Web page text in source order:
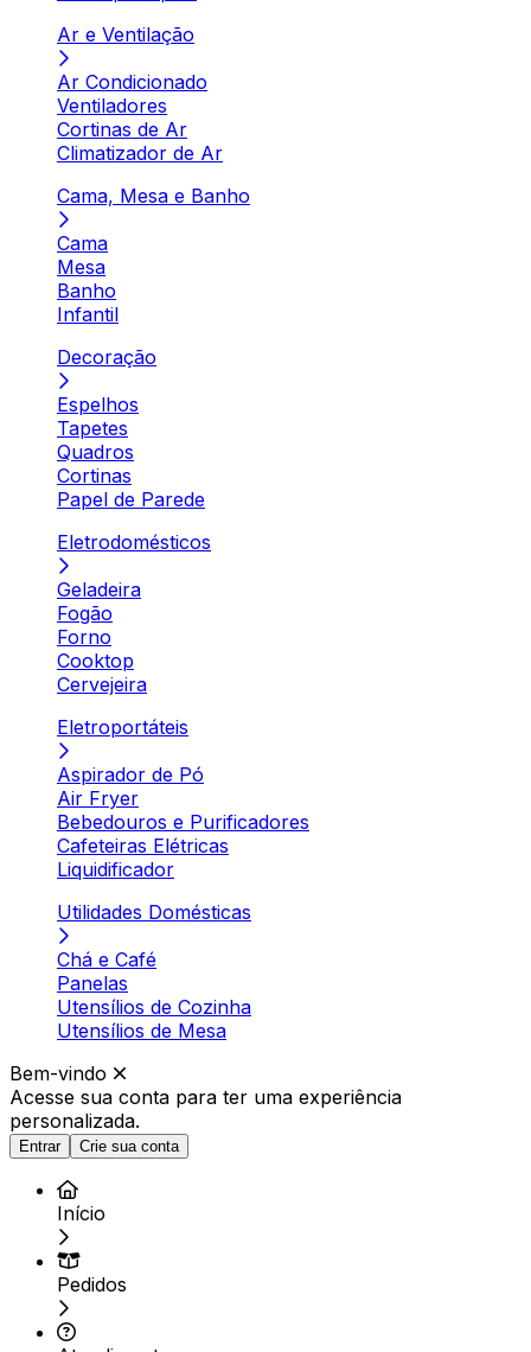
Ar e Ventilação
Ar Condicionado
Ventiladores
Cortinas de Ar
Climatizador de Ar
Cama, Mesa e Banho
Cama
Mesa
Banho
Infantil
Decoração
Espelhos
Tapetes
Quadros
Cortinas
Papel de Parede
Eletrodomésticos
Geladeira
Fogão
Forno
Cooktop
Cervejeira
Eletroportáteis
Aspirador de Pó
Air Fryer
Bebedouros e Purificadores
Cafeteiras Elétricas
Liquidificador
Utilidades Domésticas
Chá e Café
Panelas
Utensílios de Cozinha
Utensílios de Mesa
Bem-vindo
Acesse sua conta para ter uma experiência
personalizada.
Entrar Crie sua conta
Início
Pedidos